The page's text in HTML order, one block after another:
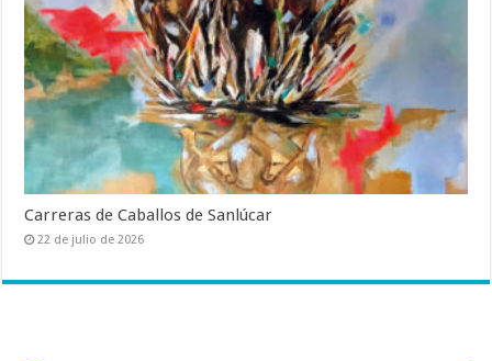
Carreras de Caballos de Sanlúcar
22 de julio de 2026